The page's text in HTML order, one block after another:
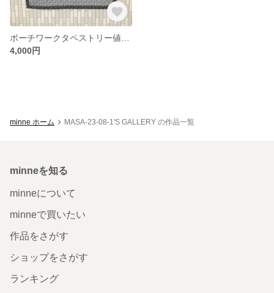
4,000円
minne ホーム MASA-23-08-1'S GALLERY の作品一覧
minneを知る
minneについて
minneで買いたい
作品をさがす
ショップをさがす
ランキング